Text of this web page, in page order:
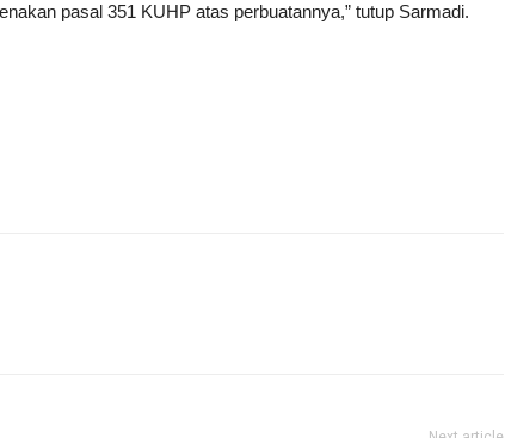
pasal 351 KUHP atas perbuatannya,” tutup Sarmadi.